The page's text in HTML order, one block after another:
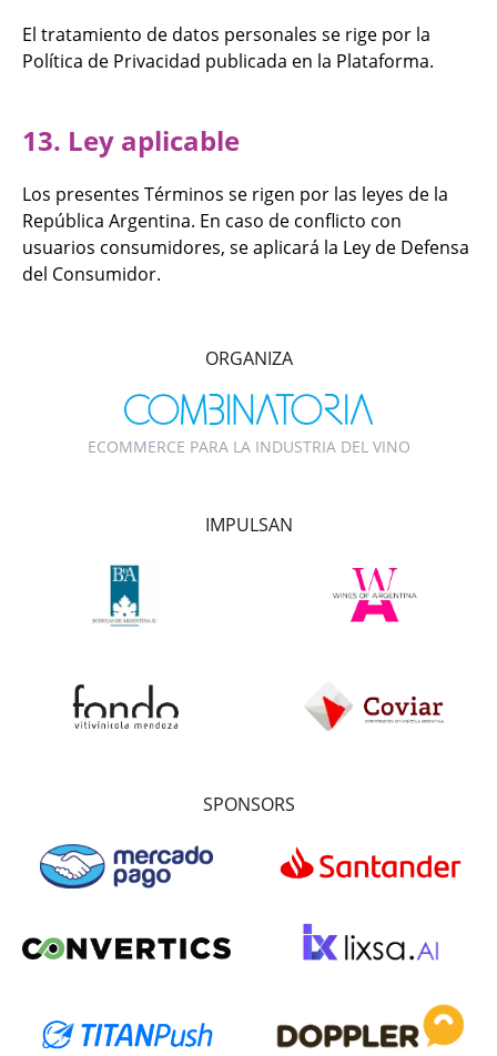
El tratamiento de datos personales se rige por la
Política de Privacidad publicada en la Plataforma.
13. Ley aplicable
Los presentes Términos se rigen por las leyes de la
República Argentina. En caso de conflicto con
usuarios consumidores, se aplicará la Ley de Defensa
del Consumidor.
ORGANIZA
ECOMMERCE PARA LA INDUSTRIA DEL VINO
IMPULSAN
SPONSORS